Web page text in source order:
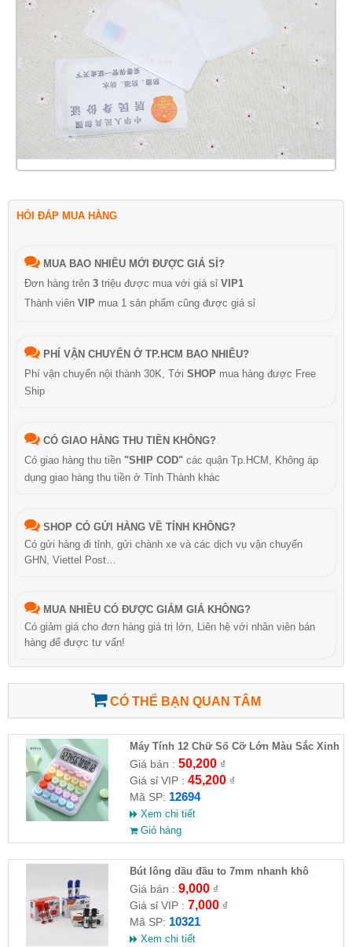
HỎI ĐÁP MUA HÀNG
MUA BAO NHIÊU MỚI ĐƯỢC GIÁ SỈ?
Đơn hàng trên 3 triệu được mua với giá sỉ VIP1
Thành viên VIP mua 1 sản phẩm cũng được giá sỉ
PHÍ VẬN CHUYỂN Ở TP.HCM BAO NHIÊU?
Phí vận chuyển nội thành 30K, Tới SHOP mua hàng được Free
Ship
CÓ GIAO HÀNG THU TIỀN KHÔNG?
Có giao hàng thu tiền "SHIP COD" các quận Tp.HCM, Không áp
dụng giao hàng thu tiền ở Tỉnh Thành khác
SHOP CÓ GỬI HÀNG VỀ TỈNH KHÔNG?
Có gửi hàng đi tỉnh, gửi chành xe và các dịch vụ vận chuyển
GHN, Viettel Post…
MUA NHIỀU CÓ ĐƯỢC GIẢM GIÁ KHÔNG?
Có giảm giá cho đơn hàng giá trị lớn, Liên hệ với nhân viên bán
hàng để được tư vấn!
CÓ THỂ BẠN QUAN TÂM
Máy Tính 12 Chữ Số Cỡ Lớn Màu Sắc Xinh
Xắn
Giá bán : 50,200₫
Giá sỉ VIP : 45,200₫
Mã SP: 12694
Xem chi tiết
Giỏ hàng
Bút lông dầu đầu to 7mm nhanh khô
Giá bán : 9,000₫
Giá sỉ VIP : 7,000₫
Mã SP: 10321
Xem chi tiết